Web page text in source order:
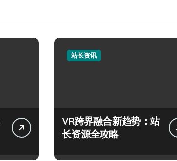
站长资讯
VR跨界融合新趋势：站
长资源全攻略